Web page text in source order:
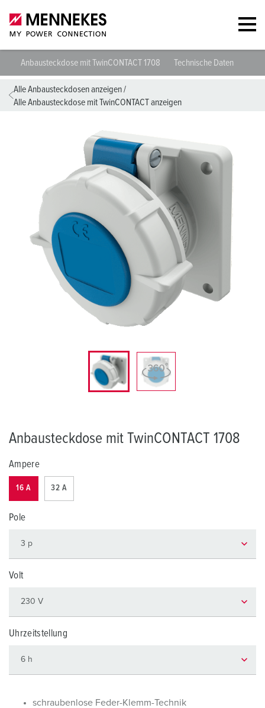
Anbausteckdose mit TwinCONTACT 1708 Technische Daten
Alle Anbausteckdosen anzeigen/
Alle Anbausteckdose mit TwinCONTACT anzeigen
Anbausteckdose mit TwinCONTACT 1708
Ampere
16 A 32 A
Pole
Volt
Uhrzeitstellung
schraubenlose Feder-Klemm-Technik